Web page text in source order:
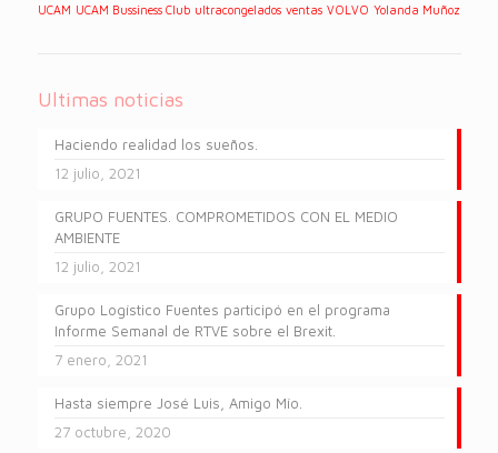
UCAM UCAM Bussiness Club ultracongelados ventas VOLVO Yolanda Muñoz
Ultimas noticias
Haciendo realidad los sueños.
12 julio, 2021
GRUPO FUENTES. COMPROMETIDOS CON EL MEDIO
AMBIENTE
12 julio, 2021
Grupo Logístico Fuentes participó en el programa
Informe Semanal de RTVE sobre el Brexit.
7 enero, 2021
Hasta siempre José Luis, Amigo Mío.
27 octubre, 2020